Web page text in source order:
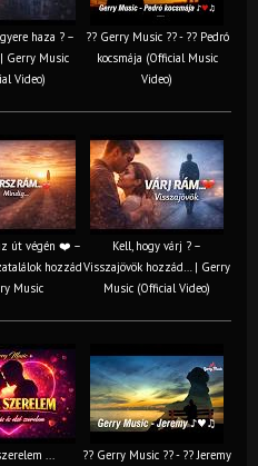
haza ? –
Gerry Music
Video)
?? Gerry Music ?? - ?? Pedró
kocsmája (Official Music
Video)
út végén ❤️ –
hozzád
Music
Kell, hogy várj ? –
Visszajövök hozzád… | Gerry
Music (Official Video)
...
?? Gerry Music ?? - ?? Jeremy